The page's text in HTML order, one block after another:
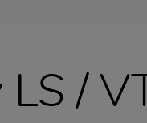
LS /